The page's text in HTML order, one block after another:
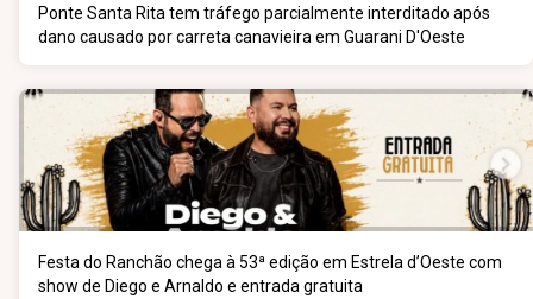
Ponte Santa Rita tem tráfego parcialmente interditado após
dano causado por carreta canavieira em Guarani D'Oeste
Festa do Ranchão chega à 53ª edição em Estrela d’Oeste com
show de Diego e Arnaldo e entrada gratuita